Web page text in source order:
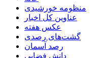
منظومه خورشیدی
عناوین کل اخبار
عکس هفته
گشت‌های رصدی
رصد آسمان
دانش فضایی